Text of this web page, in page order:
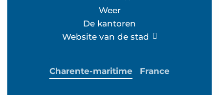
Weer
De kantoren
Website van de stad
Charente-maritime France